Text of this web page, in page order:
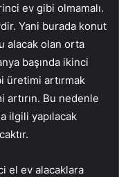
ev gibi olmamalı.
Yani burada konut
alacak olan orta
başında ikinci
üretimi artırmak
artırın. Bu nedenle
ilgili yapılacak
el ev alacaklara